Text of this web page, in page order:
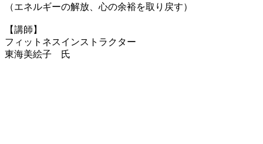
（エネルギーの解放、心の余裕を取り戻す）
【講師】
フィットネスインストラクター
東海美絵子 氏